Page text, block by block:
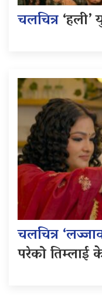
चलचित्र
चलचित्र
परेको तिम्लाई